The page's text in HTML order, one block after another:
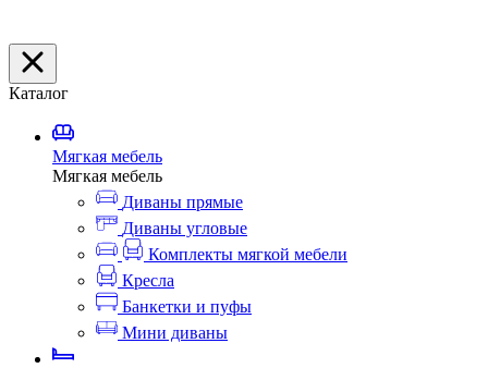
Каталог
Мягкая мебель
Мягкая мебель
Диваны прямые
Диваны угловые
Комплекты мягкой мебели
Кресла
Банкетки и пуфы
Мини диваны